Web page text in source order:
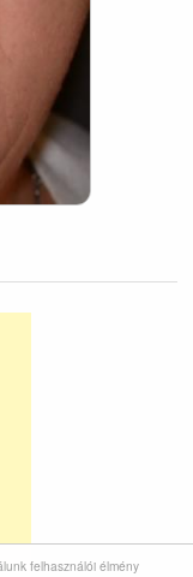
felhasználói élmény